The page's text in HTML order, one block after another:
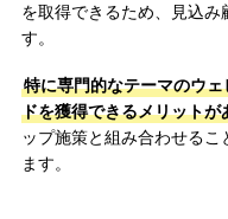
を取得できるため、見込み
す。
特に専門的なテーマのウ
ドを獲得できるメリットが
ップ施策と組み合わせる
ます。